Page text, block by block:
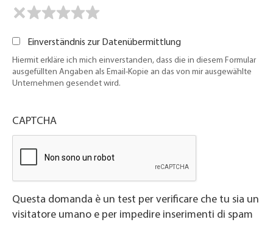
Einverständnis zur Datenübermittlung
Hiermit erkläre ich mich einverstanden, dass die in diesem Formular
ausgefüllten Angaben als Email-Kopie an das von mir ausgewählte
Unternehmen gesendet wird.
CAPTCHA
Questa domanda è un test per verificare che tu sia un
visitatore umano e per impedire inserimenti di spam